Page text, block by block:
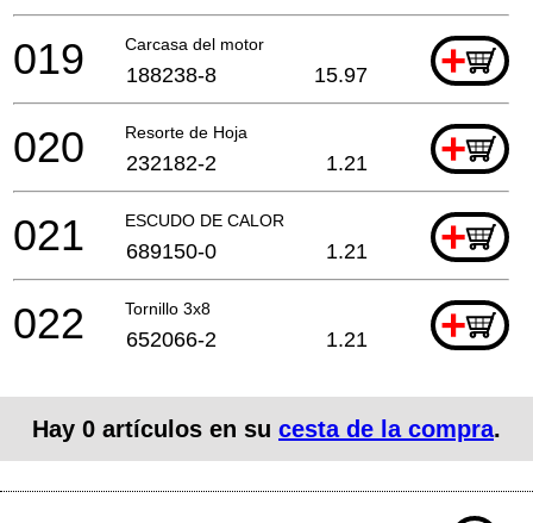
Carcasa del motor +
019 188238-8 15.97
Resorte de Hoja +
020 232182-2 1.21
ESCUDO DE CALOR +
021 689150-0 1.21
Tornillo 3x8 +
022 652066-2 1.21
Hay 0 artículos en su cesta de la compra.